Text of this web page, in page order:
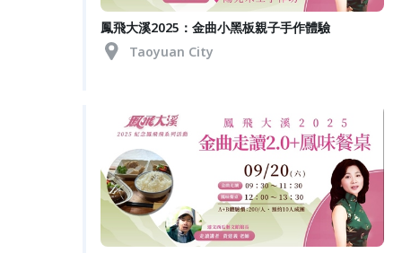
鳳飛大溪2025：金曲小黑板親子手作體驗
Taoyuan City